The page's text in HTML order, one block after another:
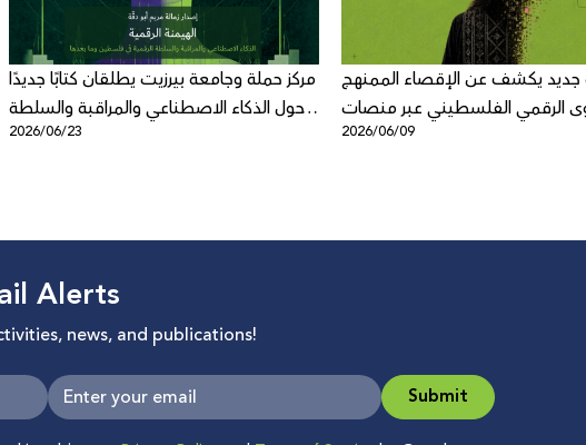
مركز حملة وجامعة بيرزيت يطلقان كتابًا جديدًا
حول الذكاء الاصطناعي والمراقبة والسلطة
الرقمية
2026/06/23
يكشف عن الإقصاء الممنهج
الرقمي الفلسطيني عبر منصات
شركة ميتا
2026/06/09
Alerts
news, and publications!
Submit